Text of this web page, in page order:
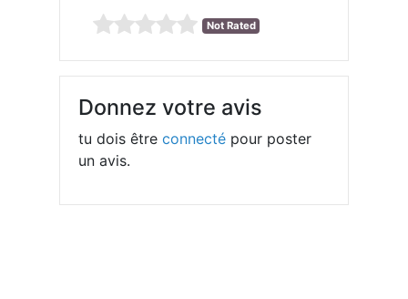
Not Rated
Donnez votre avis
tu dois êtreconnecté pour poster
un avis.